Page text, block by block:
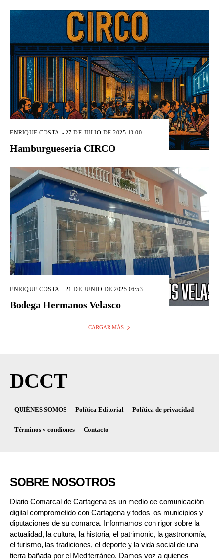
ENRIQUE COSTA - 27 DE JULIO DE 2025 19:00
Hamburguesería CIRCO
ENRIQUE COSTA - 21 DE JUNIO DE 2025 06:53
Bodega Hermanos Velasco
CARGAR MÁS
DCCT
QUIÉNES SOMOS Política Editorial Política de privacidad
Términos y condiones Contacto
SOBRE NOSOTROS
Diario Comarcal de Cartagena es un medio de comunicación
digital comprometido con Cartagena y todos los municipios y
diputaciones de su comarca. Informamos con rigor sobre la
actualidad, la cultura, la historia, el patrimonio, la gastronomía,
el turismo, las tradiciones, el deporte y la vida social de una
tierra bañada por el Mediterráneo. Damos voz a quienes